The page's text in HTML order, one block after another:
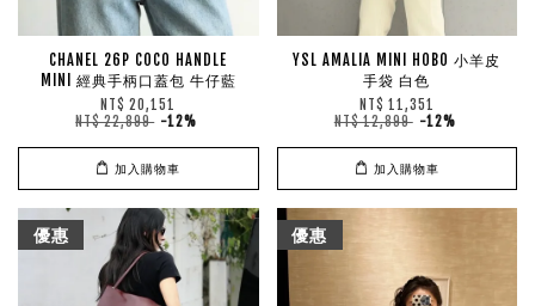
CHANEL 26P COCO HANDLE
MINI 經典手柄口蓋包 牛仔藍
NT$ 20,151
NT$ 22,899 -12%
加入購物車
YSL AMALIA MINI HOBO 小羊皮
手袋 白色
NT$ 11,351
NT$ 12,899 -12%
加入購物車
優惠 優惠